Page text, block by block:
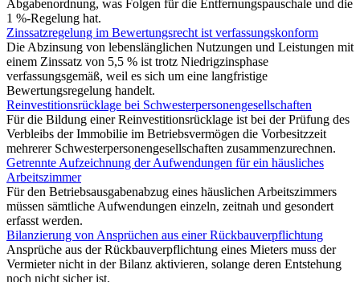
Abgabenordnung, was Folgen für die Entfernungspauschale und die
1 %-Regelung hat.
Zinssatzregelung im Bewertungsrecht ist verfassungskonform
Die Abzinsung von lebenslänglichen Nutzungen und Leistungen mit
einem Zinssatz von 5,5 % ist trotz Niedrigzinsphase
verfassungsgemäß, weil es sich um eine langfristige
Bewertungsregelung handelt.
Reinvestitionsrücklage bei Schwesterpersonengesellschaften
Für die Bildung einer Reinvestitionsrücklage ist bei der Prüfung des
Verbleibs der Immobilie im Betriebsvermögen die Vorbesitzzeit
mehrerer Schwesterpersonengesellschaften zusammenzurechnen.
Getrennte Aufzeichnung der Aufwendungen für ein häusliches
Arbeitszimmer
Für den Betriebsausgabenabzug eines häuslichen Arbeitszimmers
müssen sämtliche Aufwendungen einzeln, zeitnah und gesondert
erfasst werden.
Bilanzierung von Ansprüchen aus einer Rückbauverpflichtung
Ansprüche aus der Rückbauverpflichtung eines Mieters muss der
Vermieter nicht in der Bilanz aktivieren, solange deren Entstehung
noch nicht sicher ist.